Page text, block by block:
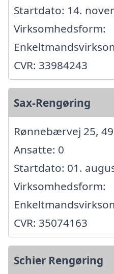
Startdato: 14.
Virksomhedsform:
CVR: 33984243
Sax-Rengøring
Rønnebærvej 25,
Ansatte: 0
Startdato: 01.
Virksomhedsform:
CVR: 35074163
Schier Rengøring